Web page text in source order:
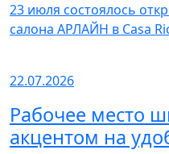
23 июля состоялось
салона АРЛАЙН в Casa
22.07.2026
Рабочее место
акцентом на